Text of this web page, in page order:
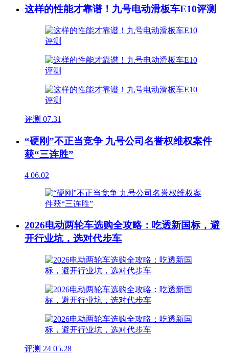
这样的性能才靠谱！九号电动滑板车E10评测
评测 07.31
“硬刚”不正当竞争 九号公司名誉权维权案件
获“三连胜”
4 06.02
2026电动两轮车选购全攻略：吃透新国标，避
开行业坑，选对代步车
评测 24 05.28